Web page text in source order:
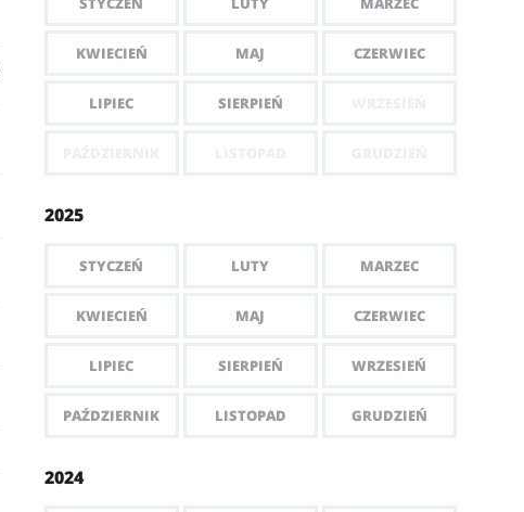
KWIECIEŃ MAJ CZERWIEC
LIPIEC SIERPIEŃ
2025
STYCZEŃ LUTY MARZEC
KWIECIEŃ MAJ CZERWIEC
LIPIEC SIERPIEŃ WRZESIEŃ
PAŹDZIERNIK LISTOPAD GRUDZIEŃ
2024